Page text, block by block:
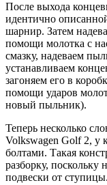
После выхода
идентично
шарнир. Затем
помощи молотка с
смазку, надеваем
устанавливаем
загоняем его в
помощи ударов
новый пыльник).
Теперь несколько
Volkswagen Golf 2, у
болтами. Такая
разборку, поскольку
подвески от ступицы.